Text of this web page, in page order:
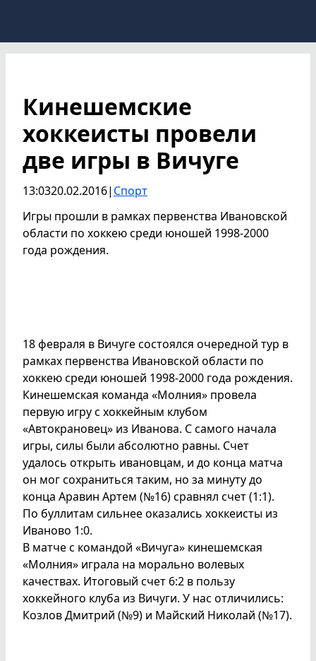
Кинешемские
хоккеисты провели
две игры в Вичуге
13:0320.02.2016| Спорт
Игры прошли в рамках первенства Ивановской
области по хоккею среди юношей 1998-2000
года рождения.
18 февраля в Вичуге состоялся очередной тур в
рамках первенства Ивановской области по
хоккею среди юношей 1998-2000 года рождения.
Кинешемская команда «Молния» провела
первую игру с хоккейным клубом
«Автокрановец» из Иванова. С самого начала
игры, силы были абсолютно равны. Счет
удалось открыть ивановцам, и до конца матча
он мог сохраниться таким, но за минуту до
конца Аравин Артем (№16) сравнял счет (1:1).
По буллитам сильнее оказались хоккеисты из
Иваново 1:0.
В матче с командой «Вичуга» кинешемская
«Молния» играла на морально волевых
качествах. Итоговый счет 6:2 в пользу
хоккейного клуба из Вичуги. У нас отличились:
Козлов Дмитрий (№9) и Майский Николай (№17).